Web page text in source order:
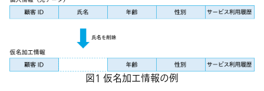
図1 仮名加工情報の例